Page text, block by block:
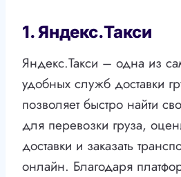
1. Яндекс.Такси
Яндекс.Такси – одна из
удобных служб доставки
позволяет быстро найти
для перевозки груза,
доставки и заказать
онлайн. Благодаря